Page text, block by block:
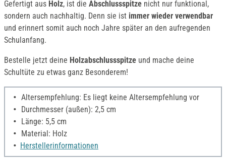
Gefertigt aus Holz, ist die Abschlussspitze nicht nur funktional,
sondern auch nachhaltig. Denn sie ist immer wieder verwendbar
und erinnert somit auch noch Jahre später an den aufregenden
Schulanfang.
Bestelle jetzt deine Holzabschlussspitze und mache deine
Schultüte zu etwas ganz Besonderem!
Altersempfehlung: Es liegt keine Altersempfehlung vor
Durchmesser (außen): 2,5 cm
Länge: 5,5 cm
Material: Holz
Herstellerinformationen